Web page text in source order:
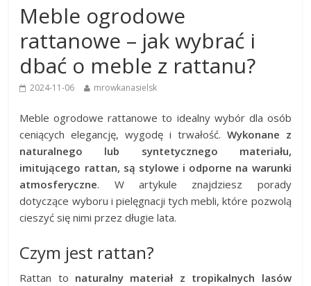
Meble ogrodowe
rattanowe – jak wybrać i
dbać o meble z rattanu?
2024-11-06 mrowkanasielsk
Meble ogrodowe rattanowe to idealny wybór dla osób
ceniących elegancję, wygodę i trwałość. Wykonane z
naturalnego lub syntetycznego materiału,
imitującego rattan, są stylowe i odporne na warunki
atmosferyczne. W artykule znajdziesz porady
dotyczące wyboru i pielęgnacji tych mebli, które pozwolą
cieszyć się nimi przez długie lata.
Czym jest rattan?
Rattan to naturalny materiał z tropikalnych lasów